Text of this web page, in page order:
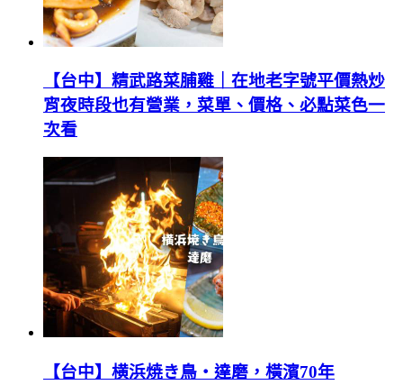
【台中】精武路菜脯雞｜在地老字號平價熱炒
宵夜時段也有營業，菜單、價格、必點菜色一
次看
【台中】横浜焼き鳥‧達磨，橫濱70年